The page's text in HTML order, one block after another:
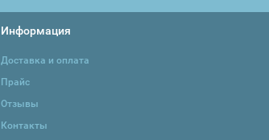
Информация
Доставка и оплата
Прайс
Отзывы
Контакты